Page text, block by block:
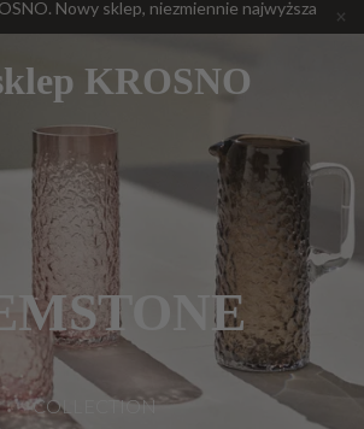
Nowy sklep, niezmiennie najwyższa
KROSNO
COLLECTION